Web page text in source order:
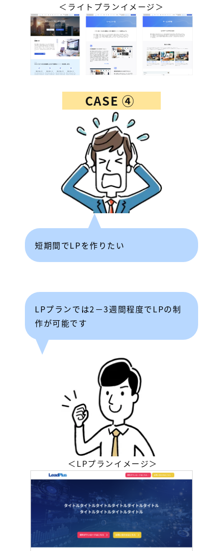
＜ライトプランイメージ＞
CASE ④
短期間でLPを作りたい
LPプランでは2－3週間程度でLPの制
作が可能です
＜LPプランイメージ＞